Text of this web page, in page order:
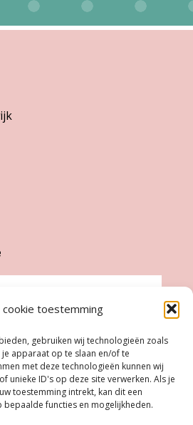
cookie toestemming
gebruiken wij technologieën zoals
apparaat op te slaan en/of te
met deze technologieën kunnen wij
unieke ID's op deze site verwerken. Als je
toestemming intrekt, kan dit een
functies en mogelijkheden.